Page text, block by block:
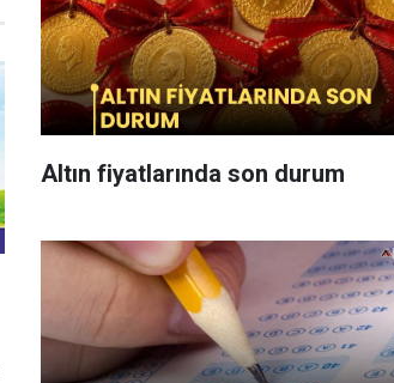
Altın fiyatlarında son durum